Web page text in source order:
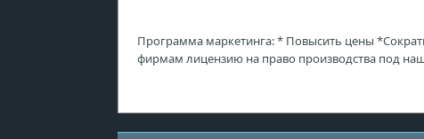
Программа маркетинга: * Повысить цены
фирмам лицензию на право производства под